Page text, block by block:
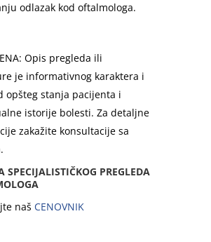
odlazak kod oftalmologa.
Opis pregleda ili
je informativnog karaktera i
opšteg stanja pacijenta i
istorije bolesti. Za detaljne
zakažite konsultacije sa
SPECIJALISTIČKOG PREGLEDA
naš CENOVNIK